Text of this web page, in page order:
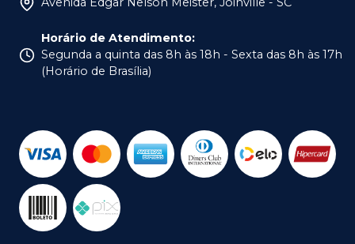
Horário de Atendimento:
Segunda a quinta das 8h às 18h - Sexta das 8h às 17h
(Horário de Brasília)